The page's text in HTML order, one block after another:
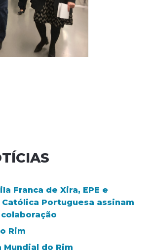
Franca de Xira, EPE e
Portuguesa assinam
Rim
Mundial do Rim